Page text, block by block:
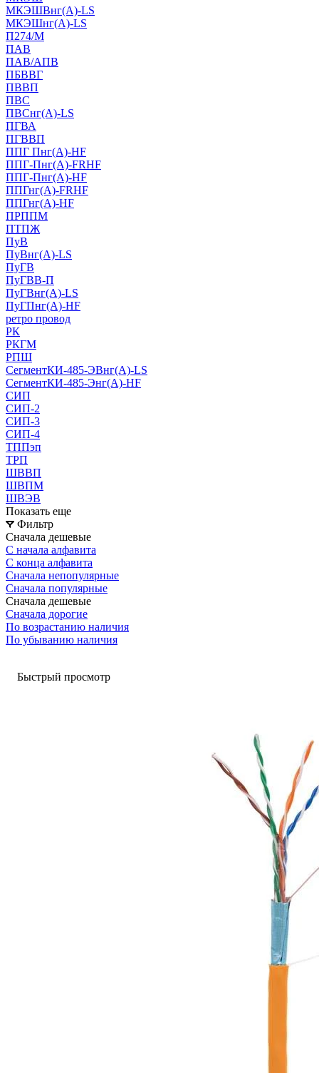
МКЭШВнг(А)-LS
МКЭШнг(А)-LS
П274/М
ПАВ
ПАВ/АПВ
ПБВВГ
ПВВП
ПВС
ПВСнг(А)-LS
ПГВА
ПГВВП
ППГ Пнг(А)-HF
ППГ-Пнг(А)-FRHF
ППГ-Пнг(А)-HF
ППГнг(А)-FRHF
ППГнг(А)-HF
ПРППМ
ПТПЖ
ПуВ
ПуВнг(А)-LS
ПуГВ
ПуГВВ-П
ПуГВнг(А)-LS
ПуГПнг(А)-HF
ретро провод
РК
РКГМ
РПШ
СегментКИ-485-ЭВнг(А)-LS
СегментКИ-485-Энг(А)-HF
СИП
СИП-2
СИП-3
СИП-4
ТППэп
ТРП
ШВВП
ШВПМ
ШВЭВ
Показать еще
Фильтр
Сначала дешевые
С начала алфавита
С конца алфавита
Сначала непопулярные
Сначала популярные
Сначала дешевые
Сначала дорогие
По возрастанию наличия
По убыванию наличия
Быстрый просмотр